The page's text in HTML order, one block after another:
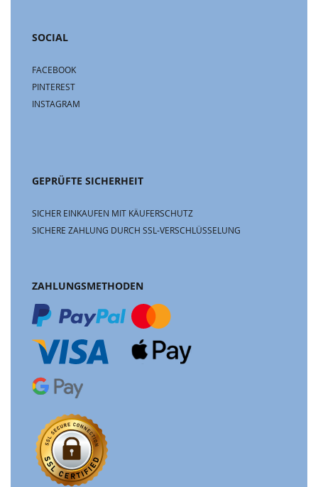
SOCIAL
FACEBOOK
PINTEREST
INSTAGRAM
GEPRÜFTE SICHERHEIT
SICHER EINKAUFEN MIT KÄUFERSCHUTZ
SICHERE ZAHLUNG DURCH SSL-VERSCHLÜSSELUNG
ZAHLUNGSMETHODEN